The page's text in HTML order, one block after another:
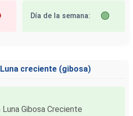
Día de la semana: 🟢
creciente (gibosa)
Luna Gibosa Creciente